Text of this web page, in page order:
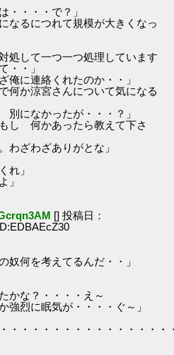
・・・で？」
るにつれて規模が大きくなっ
処して一つ一つ処理しています
・・」
に連絡くれたのか・・」
か涼宮さんについて気になる
になかったが・・・？」
し 何かあったら教えて下さ
わざわざありがとな」
れ」
」
[] 投稿日：
何を考えてるんだ・・」
かな？・・・・え～
烈に眠気が・・・・ぐ～」
・・・・・・・・・・・・・・